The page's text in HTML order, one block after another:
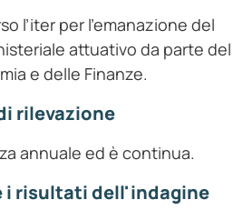
l’iter per l’emanazione del
attuativo da parte del
e delle Finanze.
rilevazione
annuale ed è continua.
i risultati dell'indagine